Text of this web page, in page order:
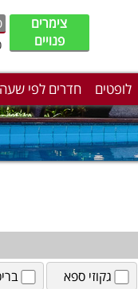
צימרים
פנויים
לופטים חדרים לפי שעה
גקוזי ספא